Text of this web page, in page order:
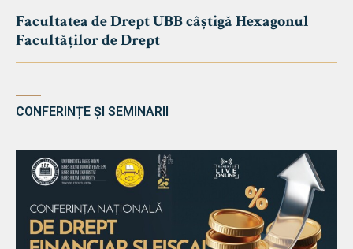
Facultatea de Drept UBB câștigă Hexagonul
Facultăților de Drept
CONFERINȚE ȘI SEMINARII